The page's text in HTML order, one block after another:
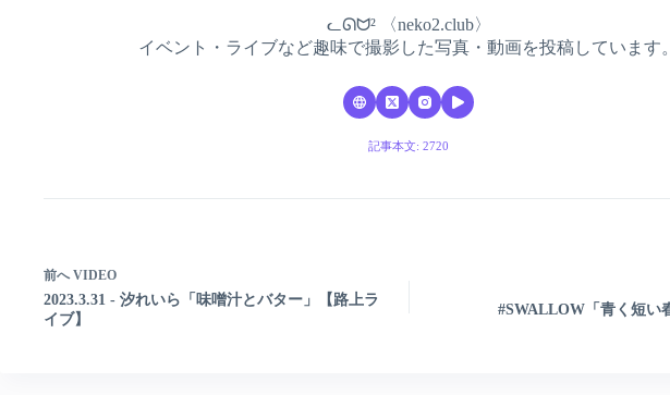
ᓚᘏᗢ² 〈neko2.club〉
イベント・ライブなど趣味で撮影した写真・動画を投稿しています。
記事本文: 2720
前へVIDEO
2023.3.31 - 汐れいら「味噌汁とバター」【路上ラ
イブ】
#SWALLOW「青く短い